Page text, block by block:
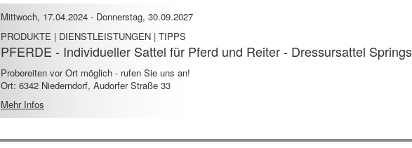
Mittwoch, 17.04.2024 - Donnerstag, 30.09.2027
PRODUKTE | DIENSTLEISTUNGEN | TIPPS
PFERDE - Individueller Sattel für Pferd und Reiter - Dressursattel
Probereiten vor Ort möglich - rufen Sie uns an!
Ort: 6342 Niederndorf, Audorfer Straße 33
Mehr Infos